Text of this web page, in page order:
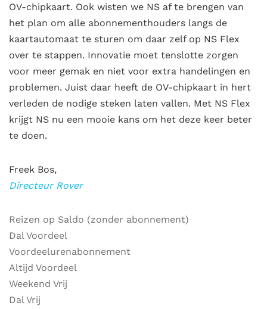
OV-chipkaart. Ook wisten we NS af te brengen van
het plan om alle abonnementhouders langs de
kaartautomaat te sturen om daar zelf op NS Flex
over te stappen. Innovatie moet tenslotte zorgen
voor meer gemak en niet voor extra handelingen en
problemen. Juist daar heeft de OV-chipkaart in hert
verleden de nodige steken laten vallen. Met NS Flex
krijgt NS nu een mooie kans om het deze keer beter
te doen.
Freek Bos,
Directeur Rover
Reizen op Saldo (zonder abonnement)
Dal Voordeel
Voordeelurenabonnement
Altijd Voordeel
Weekend Vrij
Dal Vrij